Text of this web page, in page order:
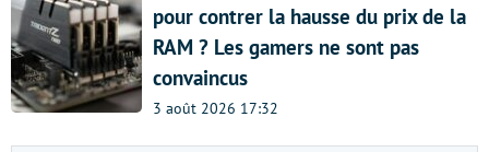
pour contrer la hausse du prix de la
RAM ? Les gamers ne sont pas
convaincus
3 août 2026 17:32